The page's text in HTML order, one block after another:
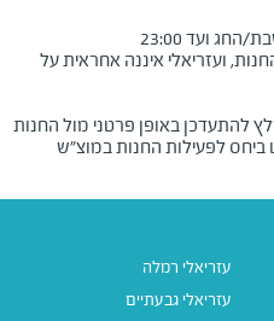
ועד 23:00
ועזריאלי איננה אחראית על
להתעדכן באופן פרטני מול החנות
ביחס לפעילות החנות במוצ"ש
עזריאלי רמלה
עזריאלי גבעתיים